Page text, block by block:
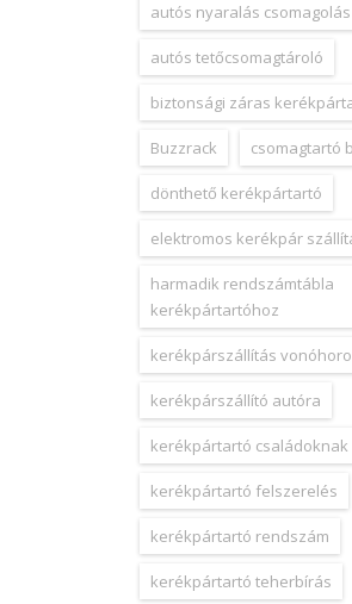
autós nyaralás csomagolás
autós tetőcsomagtároló
biztonsági záras
Buzzrack csomagtartó
dönthető kerékpártartó
elektromos kerékpár
harmadik rendszámtábla
kerékpártartóhoz
kerékpárszállítás
kerékpárszállító autóra
kerékpártartó családoknak
kerékpártartó felszerelés
kerékpártartó rendszám
kerékpártartó teherbírás